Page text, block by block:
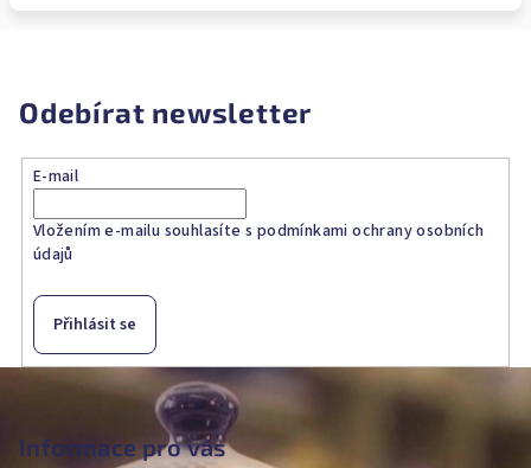
Odebírat newsletter
E-mail
Vložením e-mailu souhlasíte s podmínkami ochrany osobních
údajů
Přihlásit se
Z
Informace pro vás